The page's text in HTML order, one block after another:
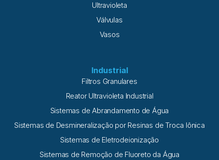
Ultravioleta
Válvulas
Vasos
Industrial
Filtros Granulares
Reator Ultravioleta Industrial
Sistemas de Abrandamento de Água
Sistemas de Desmineralização por Resinas de Troca Iônica
Sistemas de Eletrodeionização
Sistemas de Remoção de Fluoreto da Água